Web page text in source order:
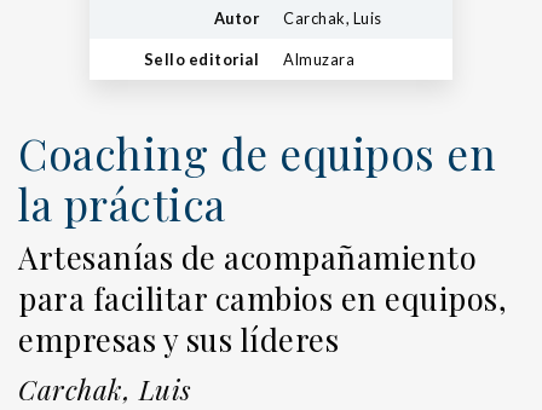
Autor Carchak, Luis
Sello editorial Almuzara
Coaching de equipos en
la práctica
Artesanías de acompañamiento
para facilitar cambios en equipos,
empresas y sus líderes
Carchak, Luis